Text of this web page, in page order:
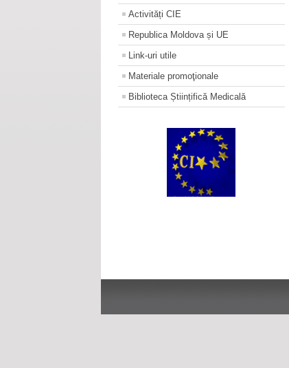
Activități CIE
Republica Moldova și UE
Link-uri utile
Materiale promoţionale
Biblioteca Științifică Medicală